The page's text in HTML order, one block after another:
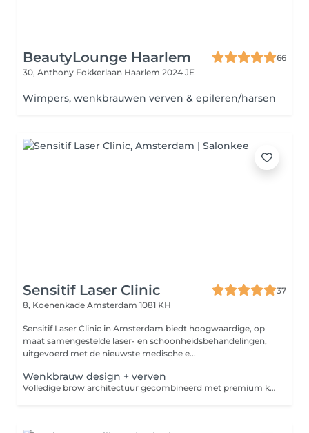
BeautyLounge Haarlem
66
30, Anthony Fokkerlaan Haarlem 2024 JE
Wimpers, wenkbrauwen verven & epileren/harsen
Sensitif Laser Clinic
37
8, Koenenkade Amsterdam 1081 KH
Sensitif Laser Clinic in Amsterdam biedt hoogwaardige, op
maat samengestelde laser- en schoonheidsbehandelingen,
uitgevoerd met de nieuwste medische e...
Wenkbrauw design + verven
Volledige brow architectuur gecombineerd met premium kleurbehandeling inclusief uitgebreide gezichtsanalyse, mappen, vorming en resultaatadvies voor thuisverzorging. Resultaat: Perfecte vorm en kleur, volledig op maat. de ultieme definitie voor uw wenkbrauwen.